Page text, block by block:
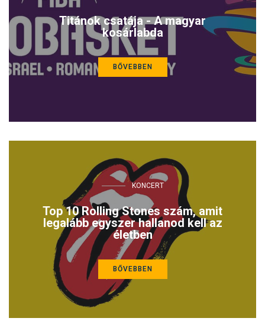
Titánok csatája - A magyar
kosárlabda
BŐVEBBEN
KONCERT
Top 10 Rolling Stones szám, amit
legalább egyszer hallanod kell az
életben
BŐVEBBEN